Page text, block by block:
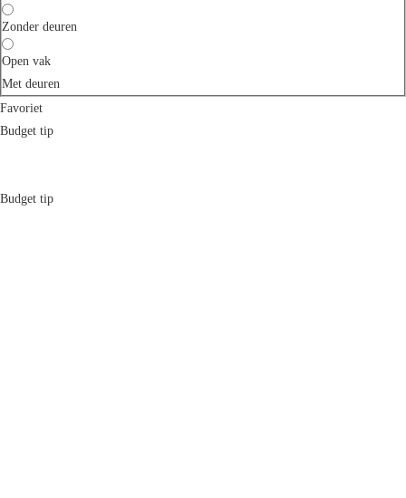
Zonder deuren
Open vak
Met deuren
Favoriet
Budget tip
Budget tip